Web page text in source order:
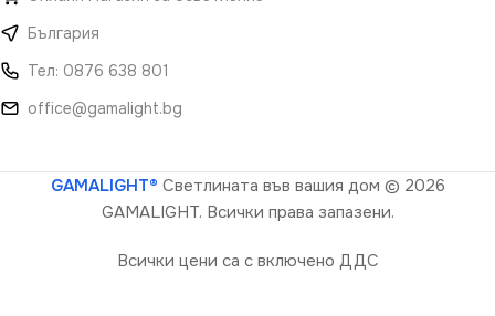
България
Тел: 0876 638 801
office@gamalight.bg
GAMALIGHT® Светлината във вашия дом © 2026
GAMALIGHT. Всички права запазени.
Всички цени са с включено ДДС